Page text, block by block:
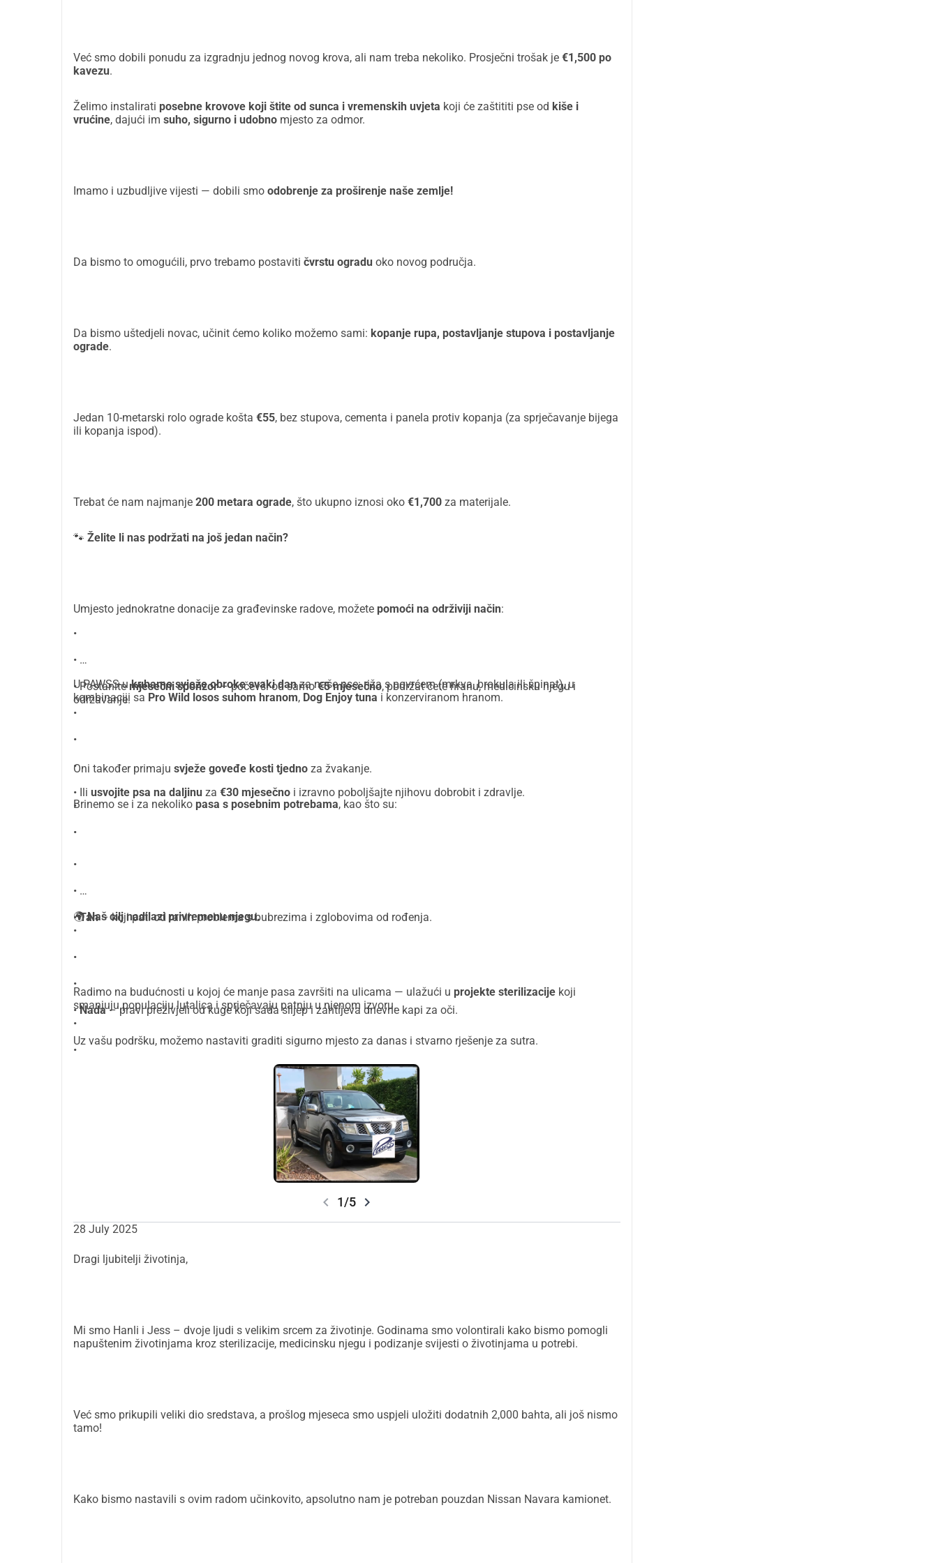
Već smo dobili ponudu za izgradnju jednog novog krova, ali nam treba nekoliko. Prosječni trošak je €1,500 po
kavezu.
Želimo instalirati posebne krovove koji štite od sunca i vremenskih uvjeta koji će zaštititi pse od kiše i
vrućine, dajući im suho, sigurno i udobno mjesto za odmor.
Imamo i uzbudljive vijesti — dobili smo odobrenje za proširenje naše zemlje!
Da bismo to omogućili, prvo trebamo postaviti čvrstu ogradu oko novog područja.
Da bismo uštedjeli novac, učinit ćemo koliko možemo sami: kopanje rupa, postavljanje stupova i postavljanje
ograde.
Jedan 10-metarski rolo ograde košta €55, bez stupova, cementa i panela protiv kopanja (za sprječavanje bijega
ili kopanja ispod).
Trebat će nam najmanje 200 metara ograde, što ukupno iznosi oko €1,700 za materijale.
🐾 Želite li nas podržati na još jedan način?
Umjesto jednokratne donacije za građevinske radove, možete pomoći na održiviji način:
•
•
• Postanitemjesečni sponzor– počevši od samo€5 mjesečno, podržat ćete hranu, medicinsku njegu i
održavanje.
•
•
•
• Ili usvojite psa na daljinu za €30 mjesečno i izravno poboljšajte njihovu dobrobit i zdravlje.
•
•
U PAWSS-ukuhamo svježe obroke svaki danza naše pse: riža s povrćem (mrkva, brokula ili špinat), u
kombinaciji sa Pro Wild losos suhom hranom, Dog Enjoy tuna i konzerviranom hranom.
Oni također primaju svježe goveđe kosti tjedno za žvakanje.
Brinemo se i za nekoliko pasa s posebnim potrebama, kao što su:
•
•
•Tan– koji pati od ranih problema s bubrezima i zglobovima od rođenja.
•
•
•
•Nada– pravi preživjeli od kuge koji sada slijep i zahtijeva dnevne kapi za oči.
•
•
🌍Naš cilj nadilazi privremenu njegu.
Radimo na budućnosti u kojoj će manje pasa završiti na ulicama — ulažući u projekte sterilizacije koji
smanjuju populaciju lutalica i sprječavaju patnju u njenom izvoru.
Uz vašu podršku, možemo nastaviti graditi sigurno mjesto za danas i stvarno rješenje za sutra.
chevron_left 1/5 chevron_right
28 July 2025
Dragi ljubitelji životinja,
Mi smo Hanli i Jess – dvoje ljudi s velikim srcem za životinje. Godinama smo volontirali kako bismo pomogli
napuštenim životinjama kroz sterilizacije, medicinsku njegu i podizanje svijesti o životinjama u potrebi.
Već smo prikupili veliki dio sredstava, a prošlog mjeseca smo uspjeli uložiti dodatnih 2,000 bahta, ali još nismo
tamo!
Kako bismo nastavili s ovim radom učinkovito, apsolutno nam je potreban pouzdan Nissan Navara kamionet.